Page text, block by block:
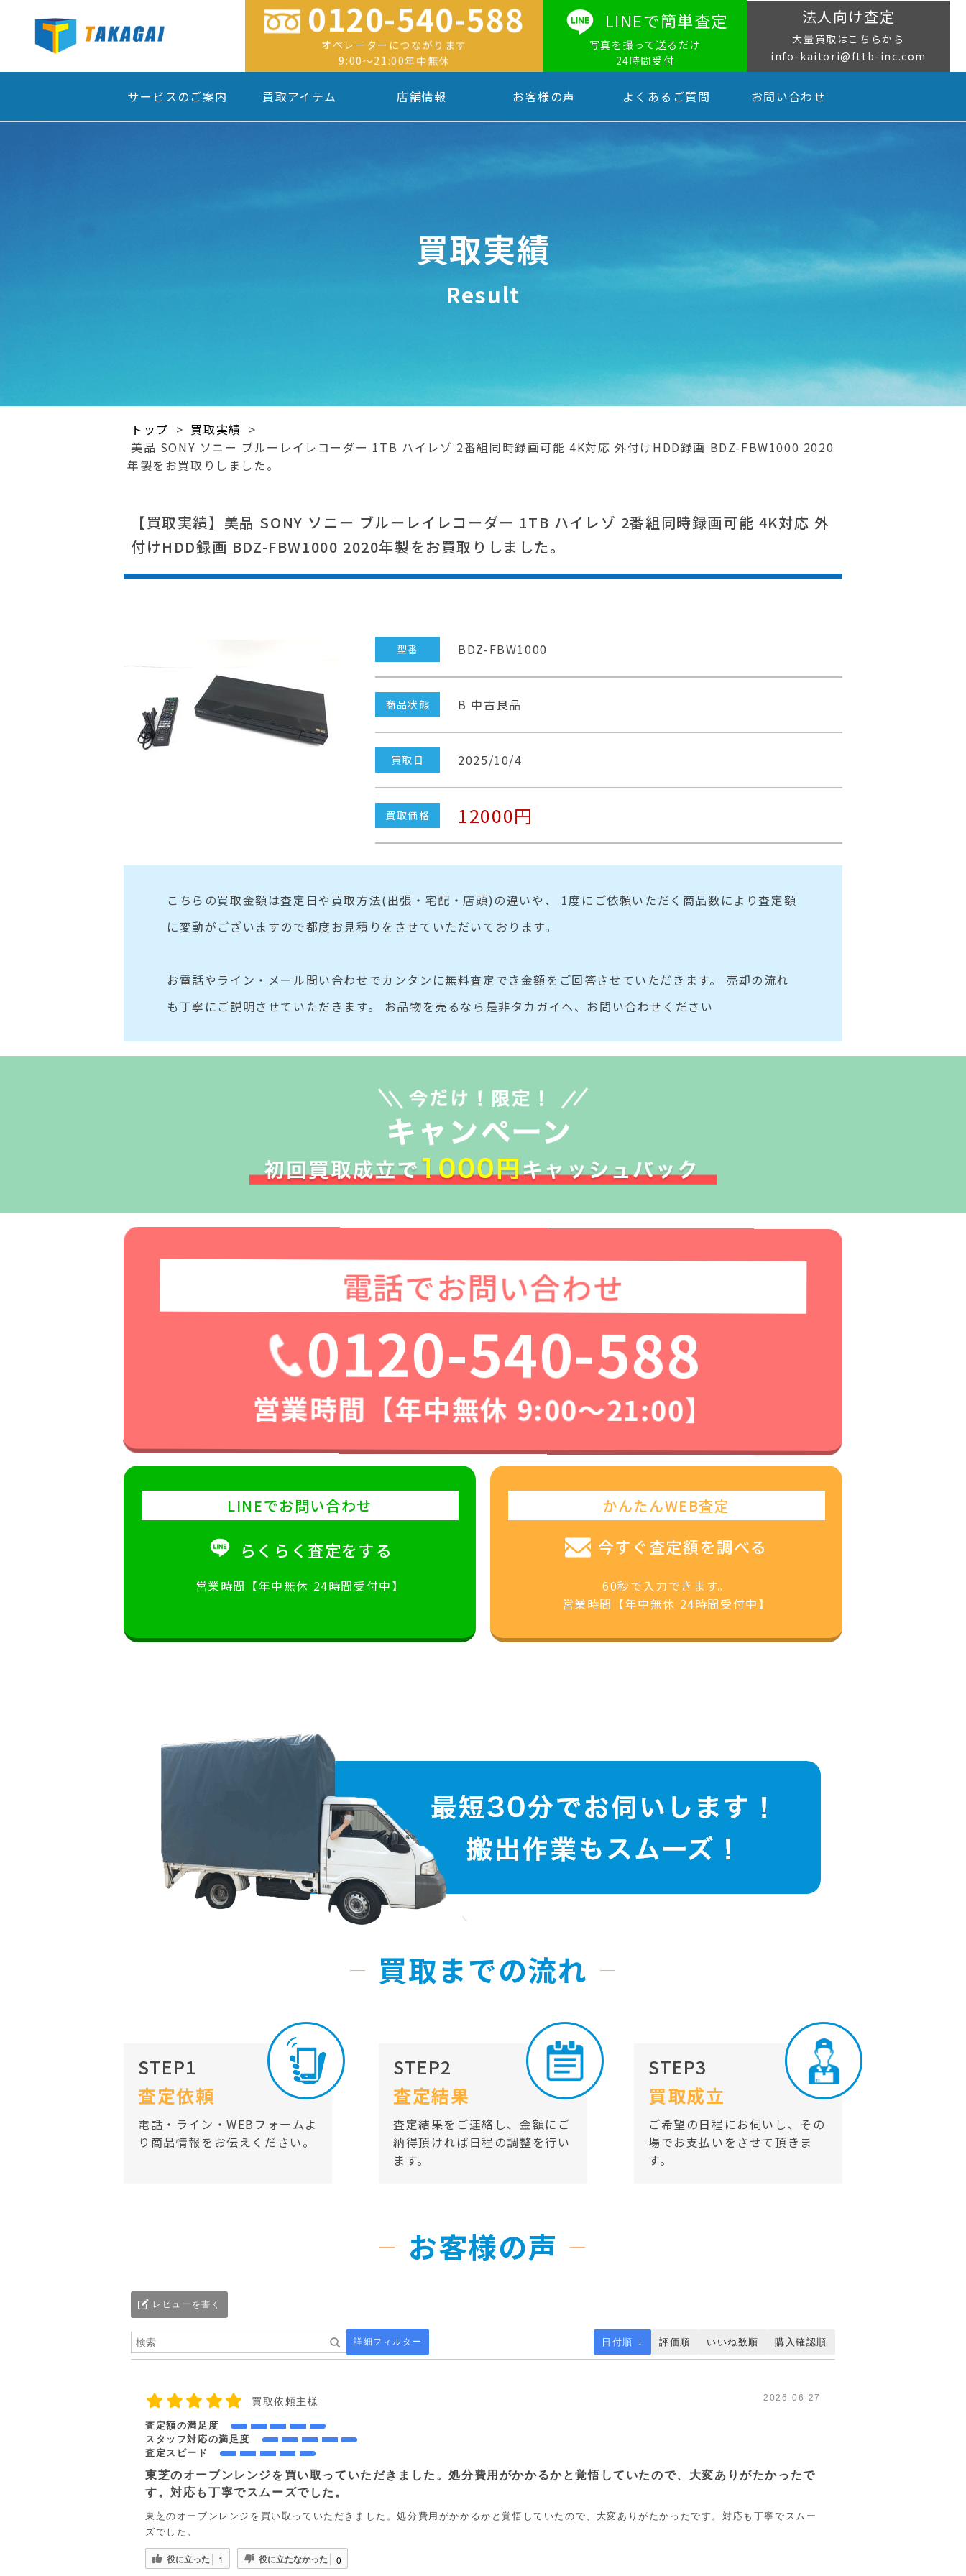
0120-540-588
オペレーターにつながります
9:00〜21:00年中無休
LINEで簡単査定
写真を撮って送るだけ
24時間受付
法人向け査定
大量買取はこちらから
info-kaitori@fttb-inc.com
サービスのご案内 買取アイテム 店舗情報 お客様の声 よくあるご質問 お問い合わせ
買取実績
Result
トップ > 買取実績 >
美品 SONY ソニー ブルーレイレコーダー 1TB ハイレゾ 2番組同時録画可能 4K対応 外付けHDD録画 BDZ-FBW1000 2020
年製をお買取りしました。
【買取実績】美品 SONY ソニー ブルーレイレコーダー 1TB ハイレゾ 2番組同時録画可能 4K対応 外
付けHDD録画 BDZ-FBW1000 2020年製をお買取りしました。
型番 BDZ-FBW1000
商品状態 B 中古良品
買取日 2025/10/4
買取価格 12000円
こちらの買取金額は査定日や買取方法(出張・宅配・店頭)の違いや、 1度にご依頼いただく商品数により査定額
に変動がございますので都度お見積りをさせていただいております。
お電話やライン・メール問い合わせでカンタンに無料査定でき金額をご回答させていただきます。 売却の流れ
も丁寧にご説明させていただきます。 お品物を売るなら是非タカガイへ、お問い合わせください
電話でお問い合わせ
0120-540-588
営業時間【年中無休 9:00〜21:00】
LINEでお問い合わせ
らくらく査定をする
営業時間【年中無休 24時間受付中】
かんたんWEB査定
今すぐ査定額を調べる
60秒で入力できます。
営業時間【年中無休 24時間受付中】
買取までの流れ
STEP1
査定依頼
電話・ライン・WEBフォームよ
り商品情報をお伝えください。
STEP2
査定結果
査定結果をご連絡し、金額にご
納得頂ければ日程の調整を行い
ます。
STEP3
買取成立
ご希望の日程にお伺いし、その
場でお支払いをさせて頂きま
す。
お客様の声
レビューを書く
詳細フィルター 日付順 ↓ 評価順 いいね数順 購入確認順
買取依頼主様 2026-06-27
査定額の満足度
スタッフ対応の満足度
査定スピード
東芝のオーブンレンジを買い取っていただきました。処分費用がかかるかと覚悟していたので、大変ありがたかったで
す。対応も丁寧でスムーズでした。
東芝のオーブンレンジを買い取っていただきました。処分費用がかかるかと覚悟していたので、大変ありがたかったです。対応も丁寧でスムー
ズでした。
役に立った 1 役に立たなかった 0